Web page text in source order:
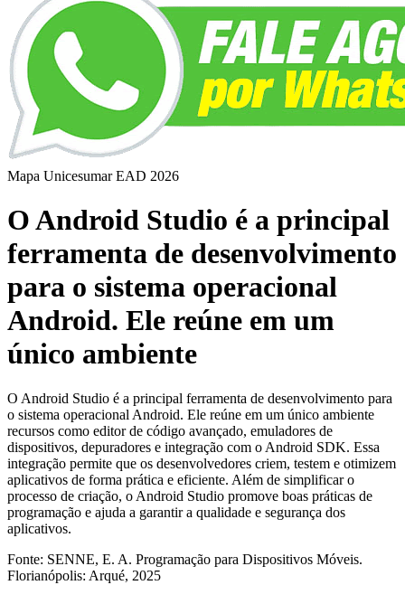
Mapa Unicesumar EAD 2026
O Android Studio é a principal
ferramenta de desenvolvimento
para o sistema operacional
Android. Ele reúne em um
único ambiente
O Android Studio é a principal ferramenta de desenvolvimento para
o sistema operacional Android. Ele reúne em um único ambiente
recursos como editor de código avançado, emuladores de
dispositivos, depuradores e integração com o Android SDK. Essa
integração permite que os desenvolvedores criem, testem e otimizem
aplicativos de forma prática e eficiente. Além de simplificar o
processo de criação, o Android Studio promove boas práticas de
programação e ajuda a garantir a qualidade e segurança dos
aplicativos.
Fonte: SENNE, E. A. Programação para Dispositivos Móveis.
Florianópolis: Arqué, 2025